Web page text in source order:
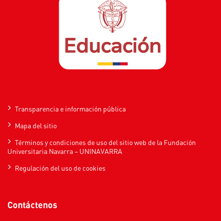
Transparencia e información pública
Mapa del sitio
Términos y condiciones de uso del sitio web de la Fundación
Universitaria Navarra – UNINAVARRA
Regulación del uso de cookies
Contáctenos